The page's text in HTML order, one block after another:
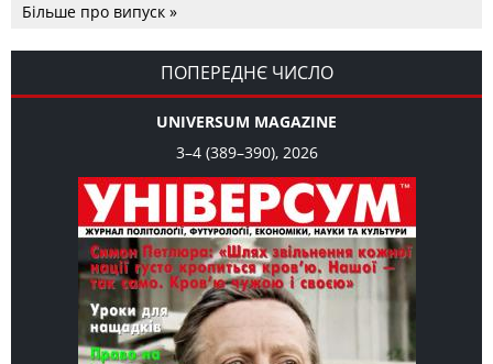
Романчука
СЛОВО РЕДАКЦІЙНЕ Олег К. Романчук Журавель і синиця
як уособлення української політстратегії й тактики
Більше про випуск »
ПОПЕРЕДНЄ ЧИСЛО
UNIVERSUM MAGAZINE
3–4 (389–390), 2026